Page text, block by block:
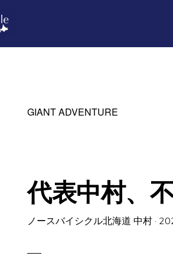
GIANT ADVENTURE
代表中村、
ノースバイシクル北海道 中村 ·